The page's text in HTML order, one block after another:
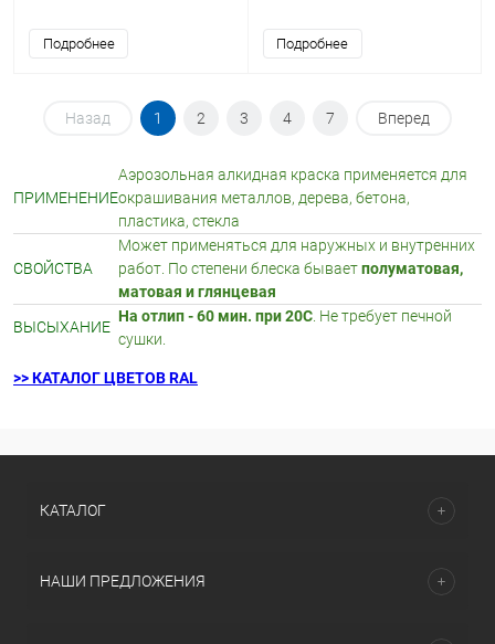
Подробнее Подробнее
Назад 1 2 3 4 7 Вперед
ПРИМЕНЕНИЕ
Аэрозольная алкидная краска применяется для
окрашивания металлов, дерева, бетона,
пластика, стекла
СВОЙСТВА
Может применяться для наружных и внутренних
работ. По степени блеска бываетполуматовая,
матовая и глянцевая
ВЫСЫХАНИЕ
На отлип - 60 мин. при 20С . Не требует печной
сушки.
>> КАТАЛОГ ЦВЕТОВ RAL
КАТАЛОГ
НАШИ ПРЕДЛОЖЕНИЯ